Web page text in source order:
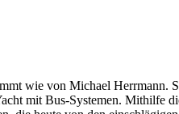
wie von Michael
mit Bus-Systemen. Mithilfe